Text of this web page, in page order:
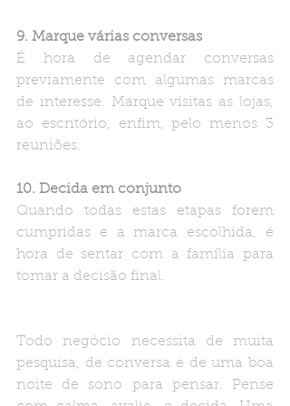
9. Marque várias conversas
É hora de agendar conversas
previamente com algumas marcas
de interesse. Marque visitas as lojas,
ao escritório, enfim, pelo menos 3
reuniões.
10. Decida em conjunto
Quando todas estas etapas forem
cumpridas e a marca escolhida, é
hora de sentar com a família para
tomar a decisão final.
Todo negócio necessita de muita
pesquisa, de conversa e de uma boa
noite de sono para pensar. Pense